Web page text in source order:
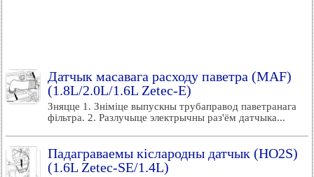
Датчык масавага расходу паветра (MAF)
(1.8L/2.0L/1.6L Zetec-E)
Зняцце 1. Зніміце выпускны трубаправод паветранага
фільтра. 2. Разлучыце электрычны раз'ём датчыка...
Падаграваемы кіслародны датчык (HO2S)
(1.6L Zetec-SE/1.4L)